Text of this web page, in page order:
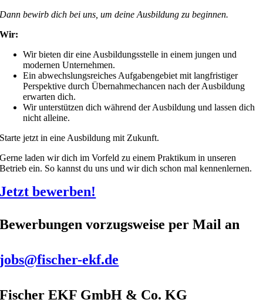
Dann bewirb dich bei uns, um deine Ausbildung zu beginnen.
Wir:
Wir bieten dir eine Ausbildungsstelle in einem jungen und
modernen Unternehmen.
Ein abwechslungsreiches Aufgabengebiet mit langfristiger
Perspektive durch Übernahmechancen nach der Ausbildung
erwarten dich.
Wir unterstützen dich während der Ausbildung und lassen dich
nicht alleine.
Starte jetzt in eine Ausbildung mit Zukunft.
Gerne laden wir dich im Vorfeld zu einem Praktikum in unseren
Betrieb ein. So kannst du uns und wir dich schon mal kennenlernen.
Jetzt bewerben!
Bewerbungen vorzugsweise per Mail an
jobs@fischer-ekf.de
Fischer EKF GmbH & Co. KG